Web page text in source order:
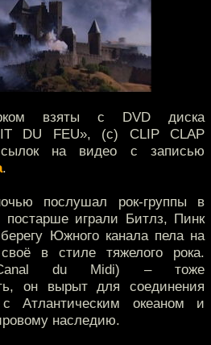
взяты с DVD диска
DU FEU», (с) CLIP CLAP
на видео с записью
.
послушал рок-группы в
играли Битлз, Пинк
Южного канала пела на
в стиле тяжелого рока.
du Midi) – тоже
он вырыт для соединения
Атлантическим океаном и
наследию.